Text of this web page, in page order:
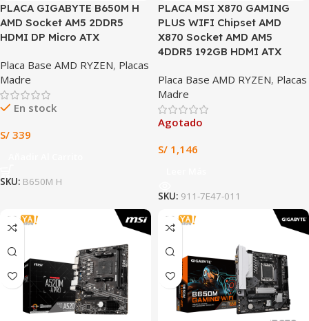
PLACA GIGABYTE B650M H
AMD Socket AM5 2DDR5
HDMI DP Micro ATX
Placa Base AMD RYZEN, Placas
Madre
En stock
S/ 339
SKU: B650M H
PLACA MSI X870 GAMING
PLUS WIFI Chipset AMD
X870 Socket AMD AM5
4DDR5 192GB HDMI ATX
Placa Base AMD RYZEN, Placas
Madre
Agotado
S/ 1,146
SKU: 911-7E47-011